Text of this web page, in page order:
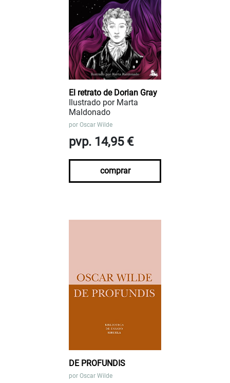
El retrato de Dorian Gray
Ilustrado por Marta
Maldonado
por Oscar Wilde
pvp. 14,95 €
comprar
DE PROFUNDIS
por Oscar Wilde